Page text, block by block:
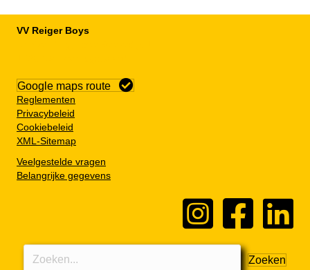
VV Reiger Boys
Google maps route
Reglementen
Privacybeleid
Cookiebeleid
XML-Sitemap
Veelgestelde vragen
Belangrijke gegevens
Zoeken